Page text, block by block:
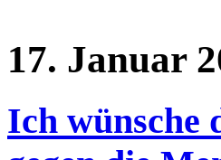
17. Januar
Ich wünsche